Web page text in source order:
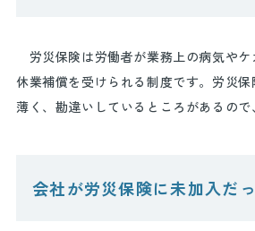
労災保険は労働者が業務上の病気やケ
休業補償を受けられる制度です。労災
薄く、勘違いしているところがあるので
会社が労災保険に未加入だ